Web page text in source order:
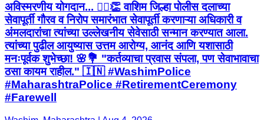
अविस्मरणीय योगदान... 👮‍♂️👏 वाशिम जिल्हा पोलीस दलाच्या
सेवापूर्ती गौरव व निरोप समारंभात सेवापूर्ती करणाऱ्या अधिकारी व
अंमलदारांचा त्यांच्या उल्लेखनीय सेवेसाठी सन्मान करण्यात आला.
त्यांच्या पुढील आयुष्यास उत्तम आरोग्य, आनंद आणि यशासाठी
मनःपूर्वक शुभेच्छा! 🌸💐 "कर्तव्याचा प्रवास संपला, पण सेवाभावाचा
ठसा कायम राहील." 🇮🇳 #WashimPolice
#MaharashtraPolice #RetirementCeremony
#Farewell